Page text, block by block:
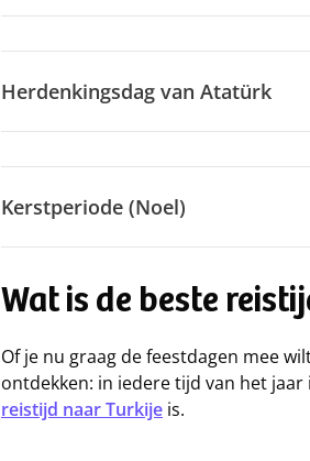
Herdenkingsdag van Atatürk
Kerstperiode (Noel)
Wat is de beste
Of je nu graag de feestdagen mee
ontdekken: in iedere tijd van het
reistijd naar Turkije is.